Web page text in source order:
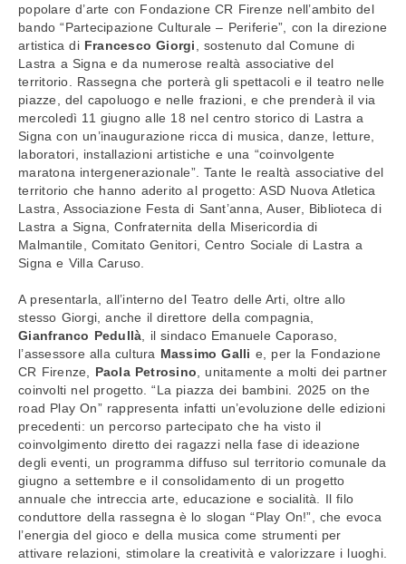
popolare d’arte con Fondazione CR Firenze nell’ambito del
bando “Partecipazione Culturale – Periferie”, con la direzione
artistica di Francesco Giorgi , sostenuto dal Comune di
Lastra a Signa e da numerose realtà associative del
territorio. Rassegna che porterà gli spettacoli e il teatro nelle
piazze, del capoluogo e nelle frazioni, e che prenderà il via
mercoledì 11 giugno alle 18 nel centro storico di Lastra a
Signa con un’inaugurazione ricca di musica, danze, letture,
laboratori, installazioni artistiche e una “coinvolgente
maratona intergenerazionale”. Tante le realtà associative del
territorio che hanno aderito al progetto: ASD Nuova Atletica
Lastra, Associazione Festa di Sant’anna, Auser, Biblioteca di
Lastra a Signa, Confraternita della Misericordia di
Malmantile, Comitato Genitori, Centro Sociale di Lastra a
Signa e Villa Caruso.
A presentarla, all’interno del Teatro delle Arti, oltre allo
stesso Giorgi, anche il direttore della compagnia,
Gianfranco Pedullà, il sindaco Emanuele Caporaso,
l’assessore alla cultura Massimo Galli e, per la Fondazione
CR Firenze,
Paola Petrosino, unitamente a molti dei partner
coinvolti nel progetto. “La piazza dei bambini. 2025 on the
road Play On” rappresenta infatti un’evoluzione delle edizioni
precedenti: un percorso partecipato che ha visto il
coinvolgimento diretto dei ragazzi nella fase di ideazione
degli eventi, un programma diffuso sul territorio comunale da
giugno a settembre e il consolidamento di un progetto
annuale che intreccia arte, educazione e socialità. Il filo
conduttore della rassegna è lo slogan “Play On!”, che evoca
l’energia del gioco e della musica come strumenti per
attivare relazioni, stimolare la creatività e valorizzare i luoghi.